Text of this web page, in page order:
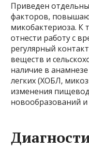
Приведен
факторов,
микобактериоза.
отнести работу с
регулярный
веществ и
наличие в
легких (ХОБЛ,
изменения
новообразований и